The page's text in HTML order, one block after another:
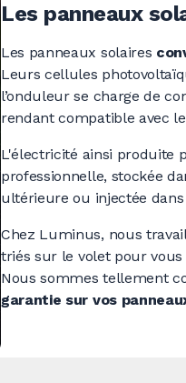
Les panneaux
Les panneaux solaires
Leurs cellules
l’onduleur se charge de
rendant compatible avec
L'électricité ainsi produite
professionnelle, stockée
ultérieure ou injectée
Chez Luminus, nous
triés sur le volet pour
Nous sommes tellement
garantie sur vos